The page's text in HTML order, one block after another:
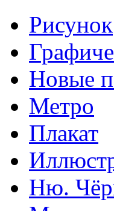
Рисунок
Новые
Метро
Плакат
Ню.